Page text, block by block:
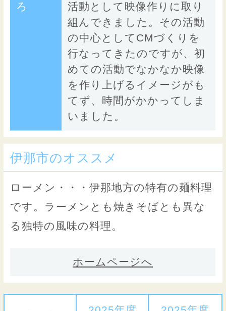
ろ
活動として映像作りに取り
組んできました。その活動
の中心としてCMづくりを
行なってきたのですが、初
めての活動でなかなか映像
を作り上げるイメージがも
てず、時間がかかってしま
いました。
伊那市のオススメ
ローメン・・・伊那地方の特有の麺料理
です。ラーメンとも焼きそばとも異な
る独特の風味の料理。
ホームページへ